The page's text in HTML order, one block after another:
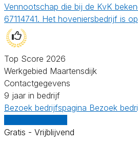
Vennootschap die bij de KvK
67114741. Het hoveniersbedrijf is
Top Score 2026
Werkgebied Maartensdijk
Contactgegevens
9 jaar in bedrijf
Bezoek bedrijfspagina Bezoek
Gratis - Vrijblijvend